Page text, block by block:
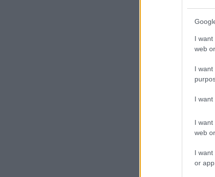
I
web
I
I want
I
web
I
or app.